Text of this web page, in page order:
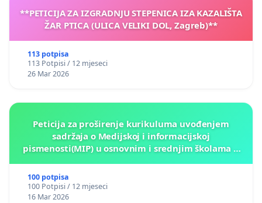
**PETICIJA ZA IZGRADNJU STEPENICA IZA KAZALIŠTA
ŽAR PTICA (ULICA VELIKI DOL, Zagreb)**
113 potpisa
113 Potpisi / 12 mjeseci
26 Mar 2026
Peticija za proširenje kurikuluma uvođenjem
sadržaja o Medijskoj i informacijskoj
pismenosti(MIP) u osnovnim i srednjim školama u
100 potpisa
100 Potpisi / 12 mjeseci
16 Mar 2026